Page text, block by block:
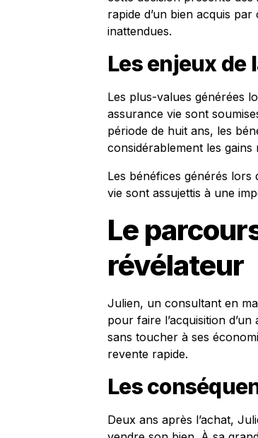
rapide d’un bien acquis
inattendues.
Les enjeux de
Les plus-values générées
assurance vie sont
période de huit ans, les
considérablement les gains
Les bénéfices générés lors
vie sont assujettis à une
Le
révélateur
Julien, un consultant en
pour faire l’acquisition
sans toucher à ses
revente rapide.
Les
Deux ans après l’achat,